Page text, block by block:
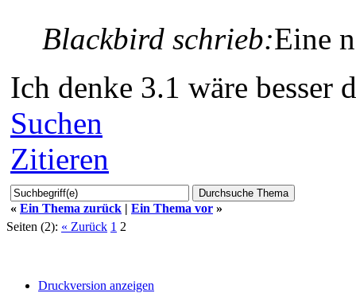
Blackbird schrieb:Eine
Ich denke 3.1 wäre besser
Suchen
Zitieren
« Ein Thema zurück | Ein Thema vor »
Seiten (2): « Zurück 1 2
Druckversion anzeigen